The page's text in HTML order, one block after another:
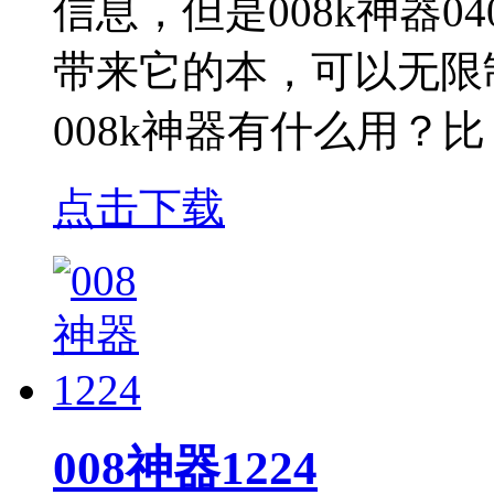
信息，但是008k神器
带来它的本，可以无
008k神器有什么用？比
点击下载
008神器1224